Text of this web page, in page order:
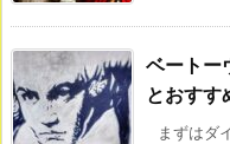
ベートー
とおすす
まずはダ